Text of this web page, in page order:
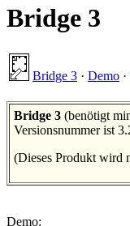
Bridge 3
Bridge 3 · Demo ·
Bridge 3 (benötigt
Versionsnummer ist
(Dieses Produkt wird
Demo: